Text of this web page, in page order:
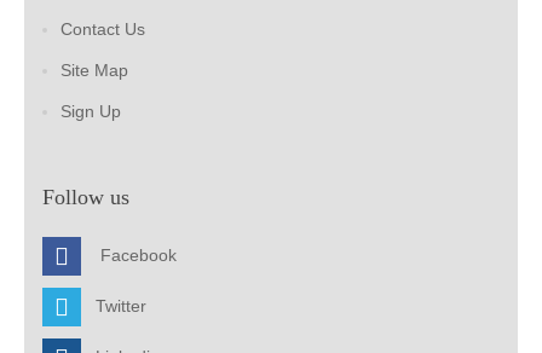
Contact Us
Site Map
Sign Up
Follow us
Facebook
Twitter